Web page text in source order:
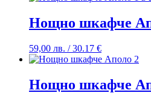
Нощно шкафче
59,00 лв. / 30.17 €
Нощно шкафче